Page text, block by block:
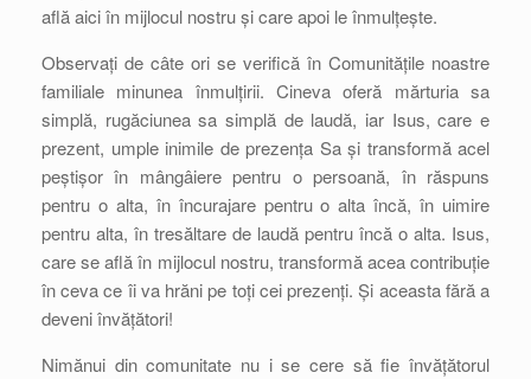
află aici în mijlocul nostru și care apoi le înmulțește.
Observați de câte ori se verifică în Comunitățile noastre
familiale minunea înmulțirii. Cineva oferă mărturia sa
simplă, rugăciunea sa simplă de laudă, iar Isus, care e
prezent, umple inimile de prezența Sa și transformă acel
peștișor în mângâiere pentru o persoană, în răspuns
pentru o alta, în încurajare pentru o alta încă, în uimire
pentru alta, în tresăltare de laudă pentru încă o alta. Isus,
care se află în mijlocul nostru, transformă acea contribuție
în ceva ce îi va hrăni pe toți cei prezenți. Și aceasta fără a
deveni învățători!
Nimănui din comunitate nu i se cere să fie învățătorul